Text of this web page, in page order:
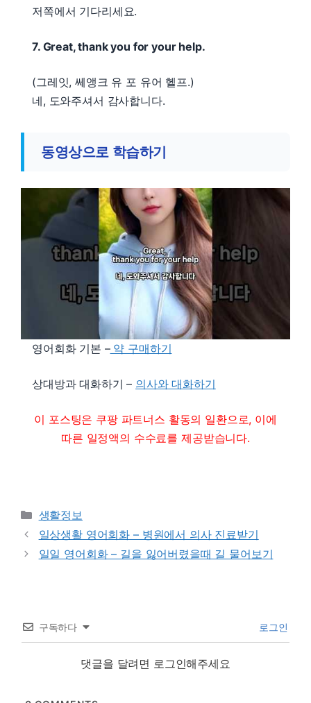
저쪽에서 기다리세요.
7. Great, thank you for your help.
(그레잇, 쎄앵크 유 포 유어 헬프.)
네, 도와주셔서 감사합니다.
동영상으로 학습하기
영어회화 기본 –약 구매하기
상대방과 대화하기 – 의사와 대화하기
이 포스팅은 쿠팡 파트너스 활동의 일환으로, 이에
따른 일정액의 수수료를 제공받습니다.
Categories
생활정보
일상생활 영어회화 – 병원에서 의사 진료받기
일일 영어회화 – 길을 잃어버렸을때 길 물어보기
구독하다 로그인
댓글을 달려면 로그인해주세요